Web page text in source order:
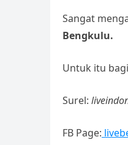
s
A
p
e
b
o
k
Sangat
Bengkulu.
Untuk itu
Surel:
FB Page: